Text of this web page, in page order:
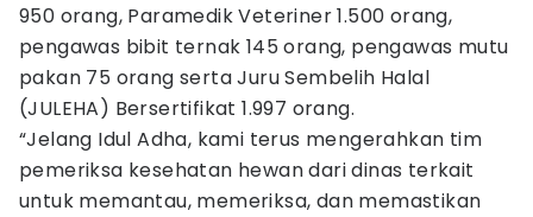
950 orang, Paramedik Veteriner 1.500 orang,
pengawas bibit ternak 145 orang, pengawas mutu
pakan 75 orang serta Juru Sembelih Halal
(JULEHA) Bersertifikat 1.997 orang.
“Jelang Idul Adha, kami terus mengerahkan tim
pemeriksa kesehatan hewan dari dinas terkait
untuk memantau, memeriksa, dan memastikan